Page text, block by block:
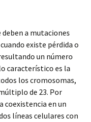
a mutaciones
existe pérdida o
un número
característico es la
los cromosomas,
de 23. Por
coexistencia en un
líneas celulares con